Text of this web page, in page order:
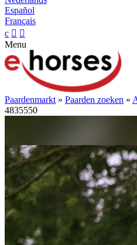
Español
Français
c  
Menu
Paardenmarkt » Paarden zoeken »
4835550